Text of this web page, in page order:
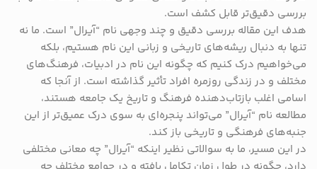
بررسی دقیق‌تر قابل کشف است.
هدف این مقاله بررسی دقیق و چند وجهی نام “آیرال” است. ما نه
تنها به دنبال ریشه‌های تاریخی و زبانی این نام هستیم، بلکه
می‌خواهیم درک کنیم که چگونه این نام در ادبیات، فرهنگ‌های
مختلف و در زندگی روزمره افراد تأثیر گذاشته است. از آنجا که
اسامی اغلب بازتاب‌دهنده فرهنگ و تاریخ یک جامعه هستند،
مطالعه نام “آیرال” می‌تواند پنجره‌ای به سوی درک عمیق‌تر از این
جنبه‌های فرهنگی و تاریخی باز کند.
در این مسیر، ما به سوالاتی نظیر اینکه “آیرال” چه معانی مختلفی